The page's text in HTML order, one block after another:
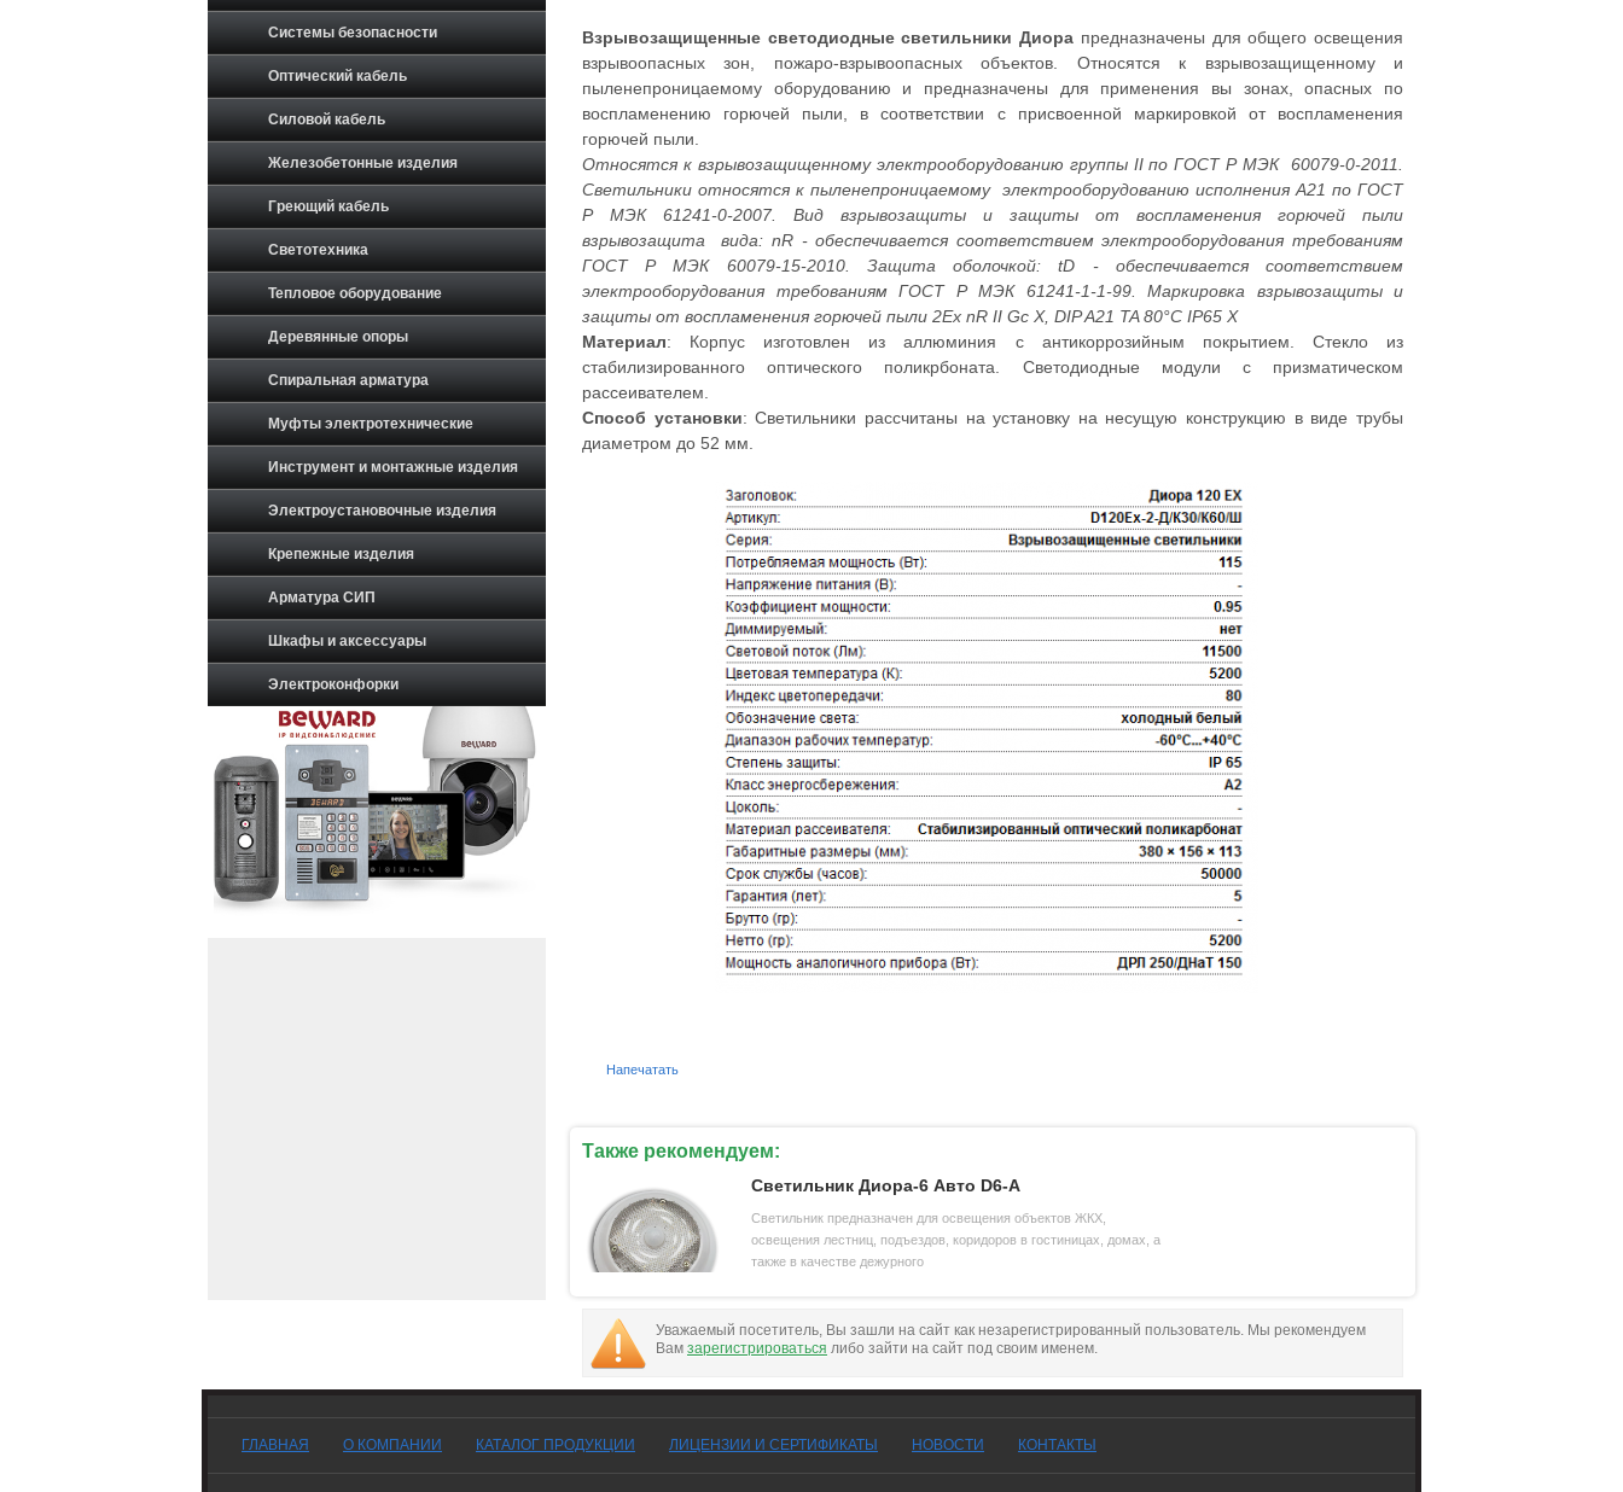
Взрывозащищенные светодиодные светильники Диора предназначены для общего освещения
взрывоопасных зон, пожаро-взрывоопасных объектов. Относятся к взрывозащищенному и
пыленепроницаемому оборудованию и предназначены для применения вы зонах, опасных по
воспламенению горючей пыли, в соответствии с присвоенной маркировкой от воспламенения
горючей пыли.
Относятся к взрывозащищенному электрооборудованию группы II по ГОСТ Р МЭК 60079-0-2011.
Светильники относятся к пыленепроницаемому электрооборудованию исполнения А21 по ГОСТ
Р МЭК 61241-0-2007. Вид взрывозащиты и защиты от воспламенения горючей пыли
взрывозащита вида: nR - обеспечивается соответствием электрооборудования требованиям
ГОСТ Р МЭК 60079-15-2010. Защита оболочкой: tD - обеспечивается соответствием
электрооборудования требованиям ГОСТ Р МЭК 61241-1-1-99. Маркировка взрывозащиты и
защиты от воспламенения горючей пыли 2Ех nR II Gc X, DIP A21 TA 80°C IP65 X
Материал: Корпус изготовлен из аллюминия с антикоррозийным покрытием. Стекло из
стабилизированного оптического поликрбоната. Светодиодные модули с призматическом
рассеивателем.
Способ установки: Светильники рассчитаны на установку на несущую конструкцию в виде трубы
диаметром до 52 мм.
Напечатать
Также рекомендуем:
Светильник Диора-6 Авто D6-А
Светильник предназначен для освещения объектов ЖКХ,
освещения лестниц, подъездов, коридоров в гостиницах, домах, а
также в качестве дежурного
Уважаемый посетитель, Вы зашли на сайт как незарегистрированный пользователь. Мы рекомендуем
Вам зарегистрироваться либо зайти на сайт под своим именем.
Системы безопасности
Оптический кабель
Силовой кабель
Железобетонные изделия
Греющий кабель
Светотехника
Тепловое оборудование
Деревянные опоры
Спиральная арматура
Муфты электротехнические
Инструмент и монтажные изделия
Электроустановочные изделия
Крепежные изделия
Арматура СИП
Шкафы и аксессуары
Электроконфорки
ГЛАВНАЯ О КОМПАНИИ КАТАЛОГ ПРОДУКЦИИ ЛИЦЕНЗИИ И СЕРТИФИКАТЫ НОВОСТИ КОНТАКТЫ